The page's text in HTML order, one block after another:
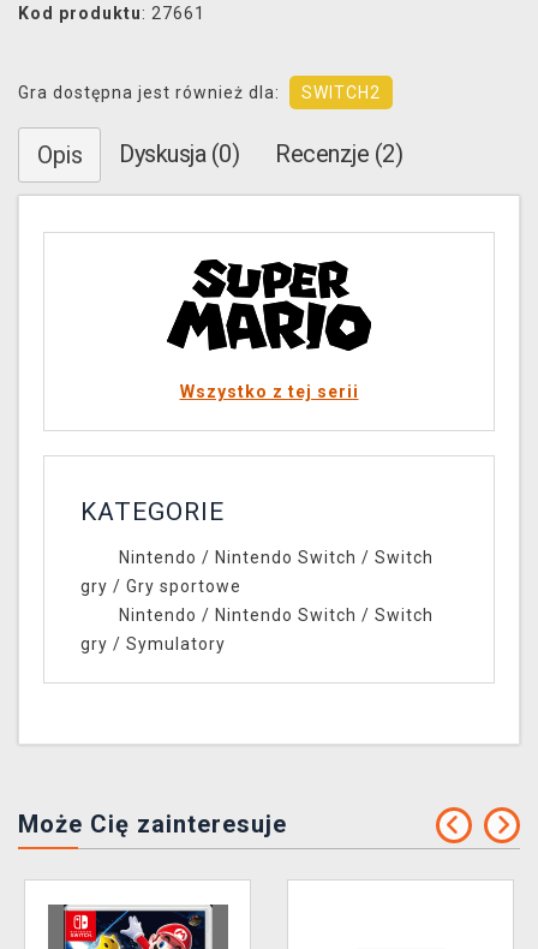
Kod produktu: 27661
Gra dostępna jest również dla: SWITCH2
Opis Dyskusja (0) Recenzje (2)
Wszystko z tej serii
KATEGORIE
Nintendo / Nintendo Switch / Switch
gry / Gry sportowe
Nintendo / Nintendo Switch / Switch
gry / Symulatory
Może Cię zainteresuje